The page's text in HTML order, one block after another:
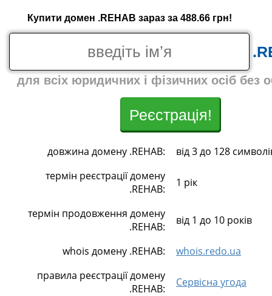
Купити домен .REHAB зараз за 488.66 грн!
для всіх юридичних і фізичних осіб без
Реєстрація!
довжина домену .REHAB:
від 3 до 128
термін реєстрації домену
.REHAB:
1 рік
термін продовження домену
.REHAB:
від 1 до 10 років
whois домену .REHAB:
whois.redo.ua
правила реєстрації домену
.REHAB:
Сервісна угода